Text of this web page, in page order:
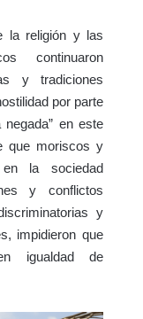
la religión y las
continuaron
y tradiciones
por parte
en este
que moriscos y
en la sociedad
y conflictos
y
impidieron que
igualdad de